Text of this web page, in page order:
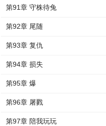
第91章 守株待兔
第92章 尾随
第93章 复仇
第94章 损失
第95章 爆
第96章 屠戮
第97章 陪我玩玩